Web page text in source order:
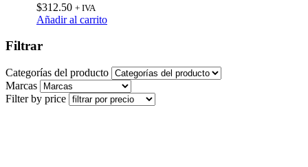
$312.50 + IVA
Añadir al carrito
Filtrar
Categorías del producto
Marcas
Filter by price